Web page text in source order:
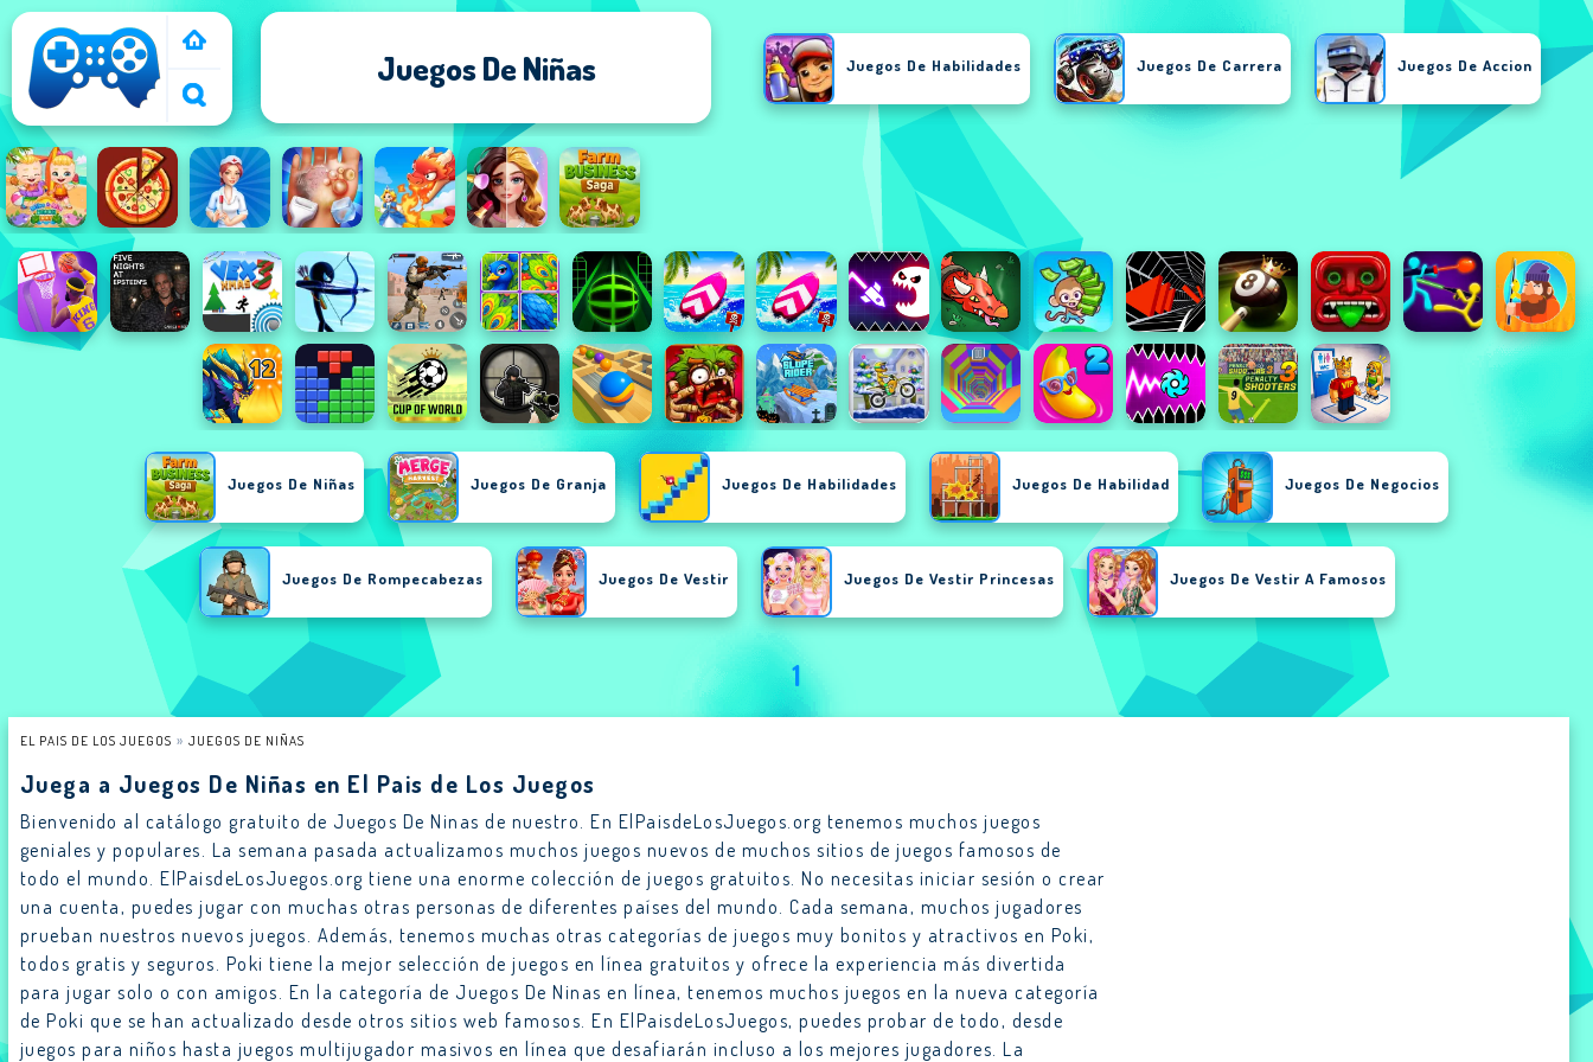
Juegos De Niñas Juegos De Habilidades Juegos De Carrera Juegos De Accion
Juegos De Puzzle Juegos Arcade
Juegos De Deportes
Juegos De Niñas Juegos De Granja Juegos De Habilidades Juegos De Habilidad Juegos De Negocios
Juegos De Rompecabezas Juegos De Vestir Juegos De Vestir Princesas Juegos De Vestir A Famosos
1
EL PAIS DE LOS JUEGOS JUEGOS DE NIÑAS
Juega a Juegos De Niñas en El Pais de Los Juegos
Bienvenido al catálogo gratuito de Juegos De Ninas de nuestro. En ElPaisdeLosJuegos.org tenemos muchos juegos
geniales y populares. La semana pasada actualizamos muchos juegos nuevos de muchos sitios de juegos famosos de
todo el mundo. ElPaisdeLosJuegos.org tiene una enorme colección de juegos gratuitos. No necesitas iniciar sesión o crear
una cuenta, puedes jugar con muchas otras personas de diferentes países del mundo. Cada semana, muchos jugadores
prueban nuestros nuevos juegos. Además, tenemos muchas otras categorías de juegos muy bonitos y atractivos en Poki,
todos gratis y seguros. Poki tiene la mejor selección de juegos en línea gratuitos y ofrece la experiencia más divertida
para jugar solo o con amigos. En la categoría de Juegos De Ninas en línea, tenemos muchos juegos en la nueva categoría
de Poki que se han actualizado desde otros sitios web famosos. En ElPaisdeLosJuegos, puedes probar de todo, desde
juegos para niños hasta juegos multijugador masivos en línea que desafiarán incluso a los mejores jugadores. La